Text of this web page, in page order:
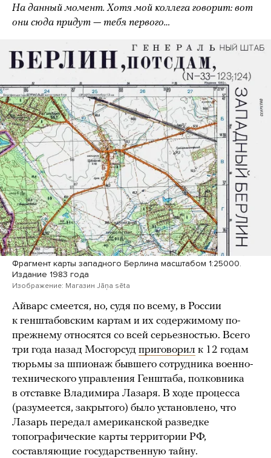
На данный момент. Хотя мой коллега говорит: вот
они сюда придут — тебя первого…
Фрагмент карты западного Берлина масштабом 1:25000.
Издание 1983 года
Изображение: Магазин Jāņa sēta
Айварс смеется, но, судя по всему, в России
к генштабовским картам и их содержимому по-
прежнему относятся со всей серьезностью. Всего
три года назад Мосгорсуд приговорил к 12 годам
тюрьмы за шпионаж бывшего сотрудника военно-
технического управления Генштаба, полковника
в отставке Владимира Лазаря. В ходе процесса
(разумеется, закрытого) было установлено, что
Лазарь передал американской разведке
топографические карты территории РФ,
составляющие государственную тайну.